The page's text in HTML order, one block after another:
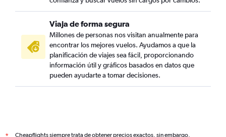
Viaja de forma segura
Millones de personas nos visitan anualmente para
encontrar los mejores vuelos. Ayudamos a que la
planificación de viajes sea fácil, proporcionando
información útil y gráficos basados en datos que
pueden ayudarte a tomar decisiones.
Cheapflights siempre trata de obtener precios exactos, sin embargo,